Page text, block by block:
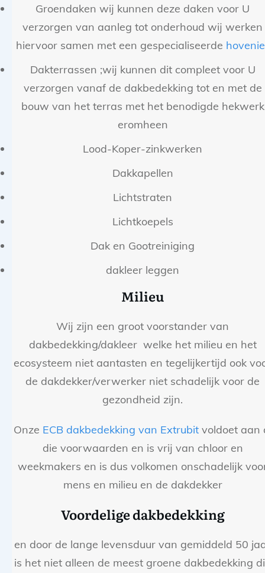
Groendaken wij kunnen deze daken voor U
verzorgen van aanleg tot onderhoud wij werken
hiervoor samen met een gespecialiseerde
Dakterrassen ;wij kunnen dit compleet voor U
verzorgen vanaf de dakbedekking tot en met de
bouw van het terras met het benodigde hekwerk
eromheen
Lood-Koper-zinkwerken
Dakkapellen
Lichtstraten
Lichtkoepels
Dak en Gootreiniging
dakleer leggen
Milieu
Wij zijn een groot voorstander van
dakbedekking/dakleer welke het milieu en het
ecosysteem niet aantasten en tegelijkertijd ook
de dakdekker/verwerker niet schadelijk voor de
gezondheid zijn.
Onze ECB dakbedekking van Extrubit voldoet aan
die voorwaarden en is vrij van chloor en
weekmakers en is dus volkomen onschadelijk
mens en milieu en de dakdekker
Voordelige dakbedekking
en door de lange levensduur van gemiddeld 50
is het niet alleen de meest groene dakbedekking